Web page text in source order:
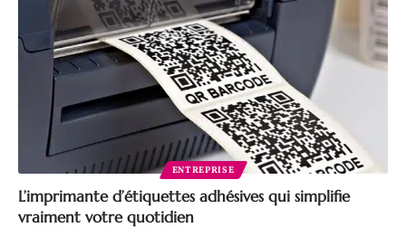
ENTREPRISE
L’imprimante d’étiquettes adhésives qui simplifie
vraiment votre quotidien